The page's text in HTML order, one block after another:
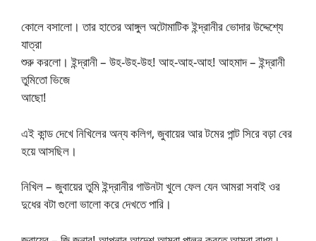
কোলে বসালো। তার হাতের আঙ্গুল অটোমাটিক ইন্দ্রানীর ভোদার উদ্দেশ্যে
যাত্রা
শুরু করলো। ইন্দ্রানী – উহ-উহ-উহ! আহ-আহ-আহ! আহমাদ – ইন্দ্রানী
তুমিতো ভিজে
আছো!
এই কান্ড দেখে নিখিলের অন্য কলিগ, জুবায়ের আর টমের পান্ট সিরে বড়া বের
হয়ে আসছিল।
নিখিল – জুবায়ের তুমি ইন্দ্রানীর গাউনটা খুলে ফেল যেন আমরা সবাই ওর
দুধের বটা গুলো ভালো করে দেখতে পারি।